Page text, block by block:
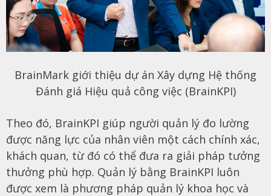
BrainMark giới thiệu dự án Xây dựng Hệ thống
Đánh giá Hiệu quả công việc (BrainKPI)
Theo đó, BrainKPI giúp người quản lý đo lường
được năng lực của nhân viên một cách chính xác,
khách quan, từ đó có thể đưa ra giải pháp tưởng
thưởng phù hợp. Quản lý bằng BrainKPI luôn
được xem là phương pháp quản lý khoa học và